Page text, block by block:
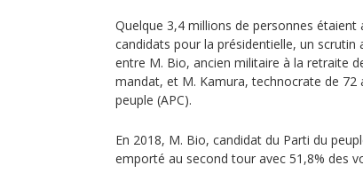
Quelque 3,4 millions de personnes
candidats pour la présidentielle, un scrutin
entre M. Bio, ancien militaire à la retraite
mandat, et M. Kamura, technocrate de
peuple (APC).
En 2018, M. Bio, candidat du Parti du
emporté au second tour avec 51,8% des